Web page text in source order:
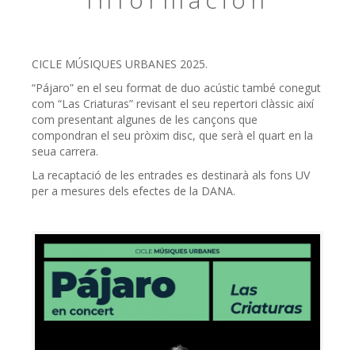
CICLE MÚSIQUES URBANES 2025.
“Pájaro” en el seu format de duo acústic també conegut
com “Las Criaturas” revisant el seu repertori clàssic així
com presentant algunes de les cançons que
compondran el seu pròxim disc, que serà el quart en la
seua carrera.
La recaptació de les entrades es destinarà als fons UV
per a mesures dels efectes de la DANA.